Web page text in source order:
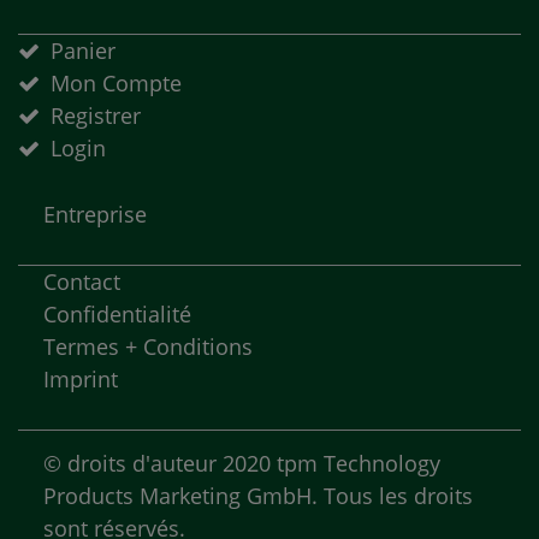
Panier
Mon Compte
Registrer
Login
Entreprise
Contact
Confidentialité
Termes + Conditions
Imprint
© droits d'auteur 2020 tpm Technology
Products Marketing GmbH. Tous les droits
sont réservés.